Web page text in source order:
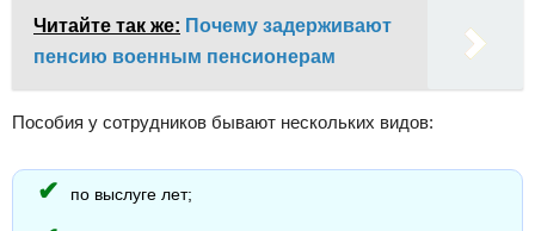
Читайте так же: Почему задерживают
пенсию военным пенсионерам
Пособия у сотрудников бывают нескольких видов:
по выслуге лет;